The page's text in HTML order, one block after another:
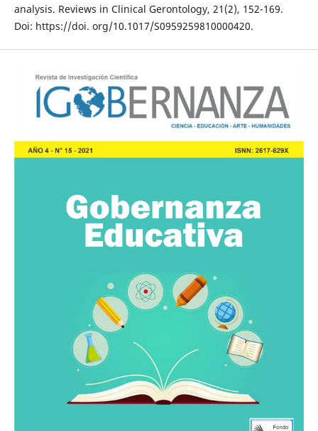
analysis. Reviews in Clinical Gerontology, 21(2), 152-169.
Doi: https://doi. org/10.1017/S0959259810000420.